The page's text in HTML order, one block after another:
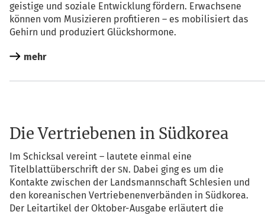
geis­ti­ge und sozia­le Ent­wick­lung för­dern. Erwach­se­ne
kön­nen vom Musi­zie­ren pro­fi­tie­ren – es mobi­li­siert das
Gehirn und pro­du­ziert Glückshormone.
mehr
Die Vertriebenen in Südkorea
Im Schick­sal ver­eint – lau­te­te ein­mal eine
Titel­blatt­über­schrift der SN. Dabei ging es um die
Kon­tak­te zwi­schen der Lands­mann­schaft Schle­si­en und
den korea­ni­schen Ver­trie­be­nen­ver­bän­den in Süd­ko­rea.
Der Leit­ar­ti­kel der Okto­ber-Aus­ga­be erläu­tert die